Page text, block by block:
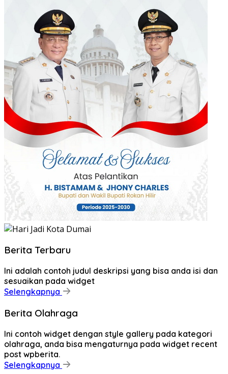
Berita Terbaru
Ini adalah contoh judul deskripsi yang bisa anda isi dan
sesuaikan pada widget
Selengkapnya
Berita Olahraga
Ini contoh widget dengan style gallery pada kategori
olahraga, anda bisa mengaturnya pada widget recent
post wpberita.
Selengkapnya